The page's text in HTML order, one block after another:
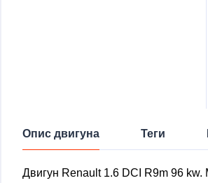
Опис двигуна Теги
Двигун Renault 1.6 DCI R9m 96